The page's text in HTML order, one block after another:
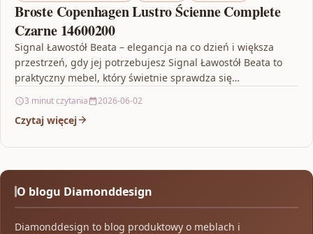
Broste Copenhagen Lustro Ścienne Complete
Czarne 14600200
Signal Ławostół Beata – elegancja na co dzień i większa
przestrzeń, gdy jej potrzebujesz Signal Ławostół Beata to
praktyczny mebel, który świetnie sprawdza się…
3 minut czytania 2026-06-02
Czytaj więcej
O blogu Diamonddesign
Diamonddesign to blog produktowy o meblach i